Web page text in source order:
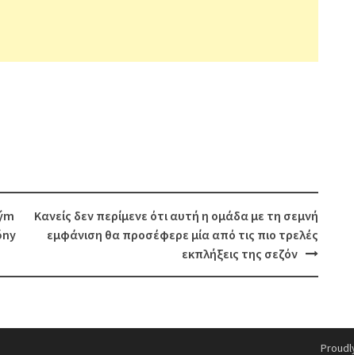
Κανείς δεν περίμενε ότι αυτή η ομάδα με τη σεμνή
εμφάνιση θα προσέφερε μία από τις πιο τρελές
εκπλήξεις της σεζόν